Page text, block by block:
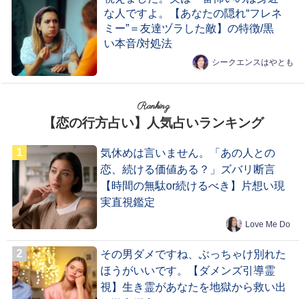
な人ですよ。【あなたの隠れ“フレネ
ミー”＝友達ヅラした敵】の特徴/黒
い本音/対処法
シークエンスはやとも
Ranking
【恋の行方占い】人気占いランキング
気休めは言いません。「あの人との
恋、続ける価値ある？」ズバリ断言
【時間の無駄or続けるべき】片想い現
実直視鑑定
Love Me Do
その男ダメですね、ぶっちゃけ別れた
ほうがいいです。【ダメンズ引導霊
視】生き霊があなたを地獄から救い出